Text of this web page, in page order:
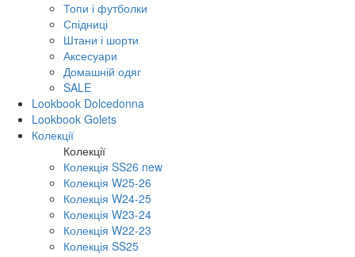
Топи і футболки
Спідниці
Штани і шорти
Аксесуари
Домашній одяг
SALE
Lookbook Dolcedonna
Lookbook Golets
Колекції
Колекції
Колекція SS26 new
Колекція W25-26
Колекція W24-25
Колекція W23-24
Колекція W22-23
Колекція SS25